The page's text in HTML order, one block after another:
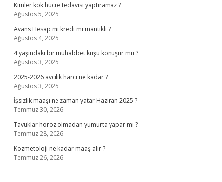
Kimler kök hücre tedavisi yaptıramaz ?
Ağustos 5, 2026
Avans Hesap mı kredi mi mantıklı ?
Ağustos 4, 2026
4 yaşındaki bir muhabbet kuşu konuşur mu ?
Ağustos 3, 2026
2025-2026 avcılık harcı ne kadar ?
Ağustos 3, 2026
İşsizlik maaşı ne zaman yatar Haziran 2025 ?
Temmuz 30, 2026
Tavuklar horoz olmadan yumurta yapar mı ?
Temmuz 28, 2026
Kozmetoloji ne kadar maaş alır ?
Temmuz 26, 2026